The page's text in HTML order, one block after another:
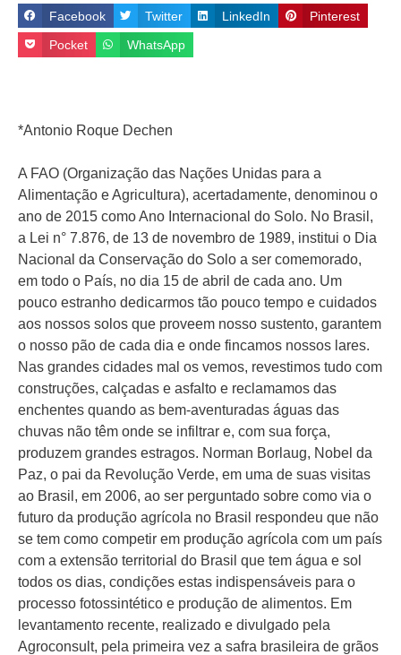
Facebook Twitter LinkedIn Pinterest
Pocket WhatsApp
*Antonio Roque Dechen
A FAO (Organização das Nações Unidas para a
Alimentação e Agricultura), acertadamente, denominou o
ano de 2015 como Ano Internacional do Solo. No Brasil,
a Lei n° 7.876, de 13 de novembro de 1989, institui o Dia
Nacional da Conservação do Solo a ser comemorado,
em todo o País, no dia 15 de abril de cada ano. Um
pouco estranho dedicarmos tão pouco tempo e cuidados
aos nossos solos que proveem nosso sustento, garantem
o nosso pão de cada dia e onde fincamos nossos lares.
Nas grandes cidades mal os vemos, revestimos tudo com
construções, calçadas e asfalto e reclamamos das
enchentes quando as bem-aventuradas águas das
chuvas não têm onde se infiltrar e, com sua força,
produzem grandes estragos. Norman Borlaug, Nobel da
Paz, o pai da Revolução Verde, em uma de suas visitas
ao Brasil, em 2006, ao ser perguntado sobre como via o
futuro da produção agrícola no Brasil respondeu que não
se tem como competir em produção agrícola com um país
com a extensão territorial do Brasil que tem água e sol
todos os dias, condições estas indispensáveis para o
processo fotossintético e produção de alimentos. Em
levantamento recente, realizado e divulgado pela
Agroconsult, pela primeira vez a safra brasileira de grãos